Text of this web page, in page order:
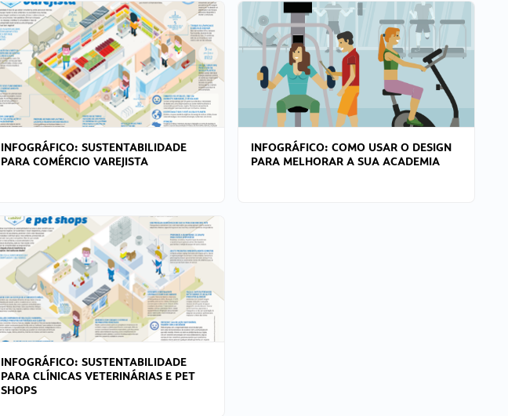
INFOGRÁFICO: SUSTENTABILIDADE
PARA COMÉRCIO VAREJISTA
INFOGRÁFICO: COMO USAR O DESIGN
PARA MELHORAR A SUA ACADEMIA
INFOGRÁFICO: SUSTENTABILIDADE
PARA CLÍNICAS VETERINÁRIAS E PET
SHOPS